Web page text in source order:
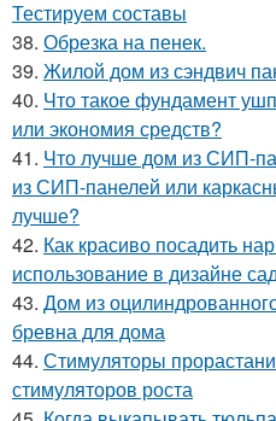
Тестируем составы
38. Обрезка на пенек.
39. Жилой дом из сэндвич
40. Что такое фундамент
или экономия средств?
41. Что лучше дом из СИП-
из СИП-панелей или
лучше?
42. Как красиво посадить
использование в дизайне
43. Дом из
бревна для дома
44. Стимуляторы
стимуляторов роста